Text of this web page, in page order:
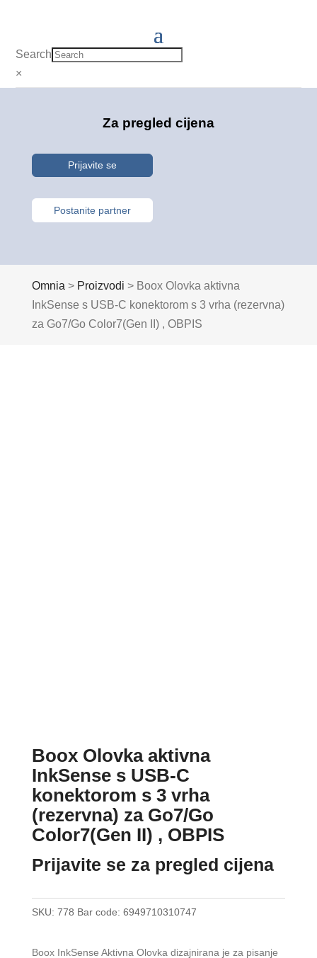
Search
×
Za pregled cijena
Prijavite se
Postanite partner
Omnia > Proizvodi > Boox Olovka aktivna
InkSense s USB-C konektorom s 3 vrha (rezervna)
za Go7/Go Color7(Gen II) , OBPIS
Boox Olovka aktivna
InkSense s USB-C
konektorom s 3 vrha
(rezervna) za Go7/Go
Color7(Gen II) , OBPIS
Prijavite se za pregled cijena
SKU: 778 Bar code: 6949710310747
Boox InkSense Aktivna Olovka dizajnirana je za pisanje